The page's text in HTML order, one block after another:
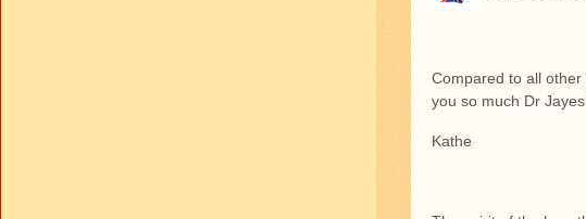
Compared to all
you so much Dr
Kathe